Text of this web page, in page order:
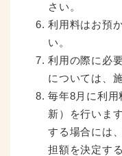
さい。
利用料はお預
い。
利用の際に必
については、
毎年8月に利用
新）を行いま
する場合には
担額を決定す